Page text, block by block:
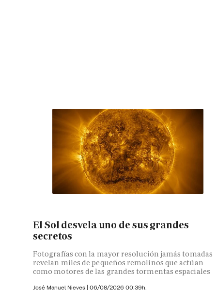
El Sol desvela uno de sus grandes
secretos
Fotografías con la mayor resolución jamás tomadas
revelan miles de pequeños remolinos que actúan
como motores de las grandes tormentas espaciales
José Manuel Nieves | 06/08/2026 00:39h.